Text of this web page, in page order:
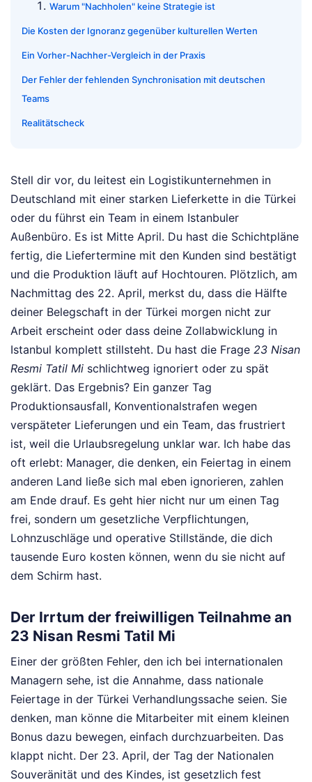
Warum "Nachholen" keine Strategie ist
Die Kosten der Ignoranz gegenüber kulturellen Werten
Ein Vorher-Nachher-Vergleich in der Praxis
Der Fehler der fehlenden Synchronisation mit deutschen
Teams
Realitätscheck
Stell dir vor, du leitest ein Logistikunternehmen in
Deutschland mit einer starken Lieferkette in die Türkei
oder du führst ein Team in einem Istanbuler
Außenbüro. Es ist Mitte April. Du hast die Schichtpläne
fertig, die Liefertermine mit den Kunden sind bestätigt
und die Produktion läuft auf Hochtouren. Plötzlich, am
Nachmittag des 22. April, merkst du, dass die Hälfte
deiner Belegschaft in der Türkei morgen nicht zur
Arbeit erscheint oder dass deine Zollabwicklung in
Istanbul komplett stillsteht. Du hast die Frage 23 Nisan
Resmi Tatil Mi schlichtweg ignoriert oder zu spät
geklärt. Das Ergebnis? Ein ganzer Tag
Produktionsausfall, Konventionalstrafen wegen
verspäteter Lieferungen und ein Team, das frustriert
ist, weil die Urlaubsregelung unklar war. Ich habe das
oft erlebt: Manager, die denken, ein Feiertag in einem
anderen Land ließe sich mal eben ignorieren, zahlen
am Ende drauf. Es geht hier nicht nur um einen Tag
frei, sondern um gesetzliche Verpflichtungen,
Lohnzuschläge und operative Stillstände, die dich
tausende Euro kosten können, wenn du sie nicht auf
dem Schirm hast.
Der Irrtum der freiwilligen Teilnahme an
23 Nisan Resmi Tatil Mi
Einer der größten Fehler, den ich bei internationalen
Managern sehe, ist die Annahme, dass nationale
Feiertage in der Türkei Verhandlungssache seien. Sie
denken, man könne die Mitarbeiter mit einem kleinen
Bonus dazu bewegen, einfach durchzuarbeiten. Das
klappt nicht. Der 23. April, der Tag der Nationalen
Souveränität und des Kindes, ist gesetzlich fest